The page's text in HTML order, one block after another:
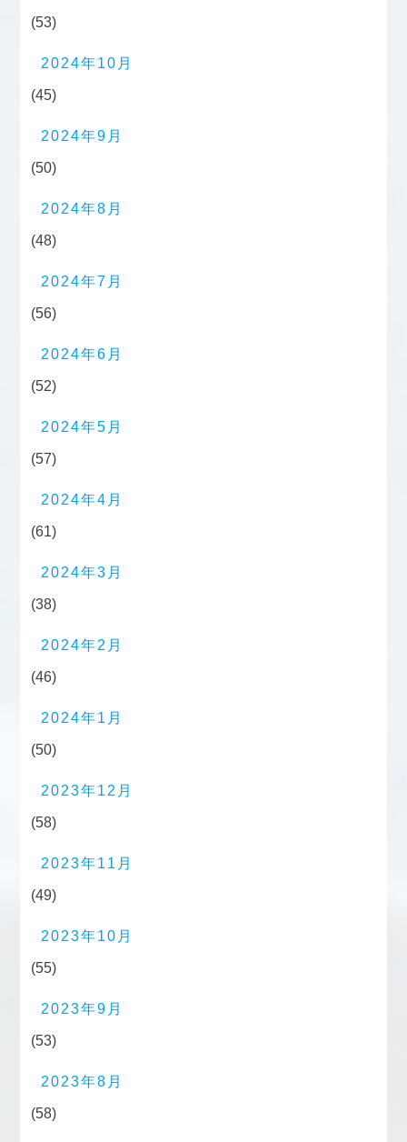
(53)
2024年10月
(45)
2024年9月
(50)
2024年8月
(48)
2024年7月
(56)
2024年6月
(52)
2024年5月
(57)
2024年4月
(61)
2024年3月
(38)
2024年2月
(46)
2024年1月
(50)
2023年12月
(58)
2023年11月
(49)
2023年10月
(55)
2023年9月
(53)
2023年8月
(58)